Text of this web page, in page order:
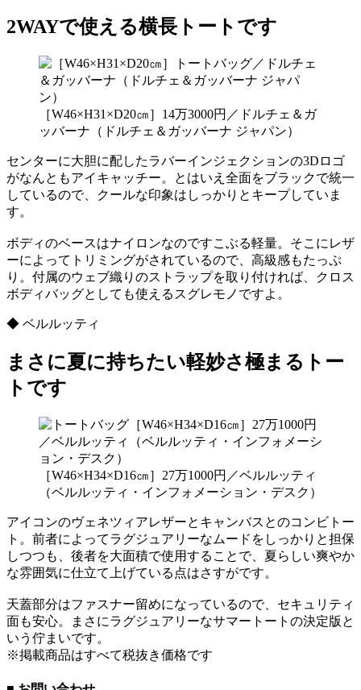
2WAYで使える横長トートです
［W46×H31×D20㎝］14万3000円／ドルチェ＆ガ
ッバーナ（ドルチェ＆ガッバーナ ジャパン）
センターに大胆に配したラバーインジェクションの3Dロゴ
がなんともアイキャッチー。とはいえ全面をブラックで統一
しているので、クールな印象はしっかりとキープしていま
す。
ボディのベースはナイロンなのですこぶる軽量。そこにレザ
ーによってトリミングがされているので、高級感もたっぷ
り。付属のウェブ織りのストラップを取り付ければ、クロス
ボディバッグとしても使えるスグレモノですよ。
◆ ベルルッティ
まさに夏に持ちたい軽妙さ極まるトー
トです
［W46×H34×D16㎝］27万1000円／ベルルッティ
（ベルルッティ・インフォメーション・デスク）
アイコンのヴェネツィアレザーとキャンバスとのコンビトー
ト。前者によってラグジュアリーなムードをしっかりと担保
しつつも、後者を大面積で使用することで、夏らしい爽やか
な雰囲気に仕立て上げている点はさすがです。
天蓋部分はファスナー留めになっているので、セキュリティ
面も安心。まさにラグジュアリーなサマートートの決定版と
いう佇まいです。
※掲載商品はすべて税抜き価格です